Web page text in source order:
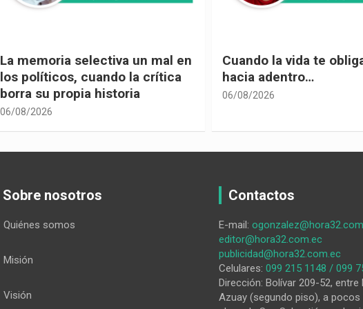
Cuando la vida te obliga a mirar
hacia adentro…
06/08/2026
Urnas, democracia y el
vivir
05/08/2026
Sobre nosotros
Quiénes somos
Misión
Visión
Contactos
E-mail:
editor@hora32.com.ec
publicidad@hora32.com.ec
Celulares: 099 215 1148 / 099
Dirección: Bolívar 209-52, entre
Azuay (segundo piso), a